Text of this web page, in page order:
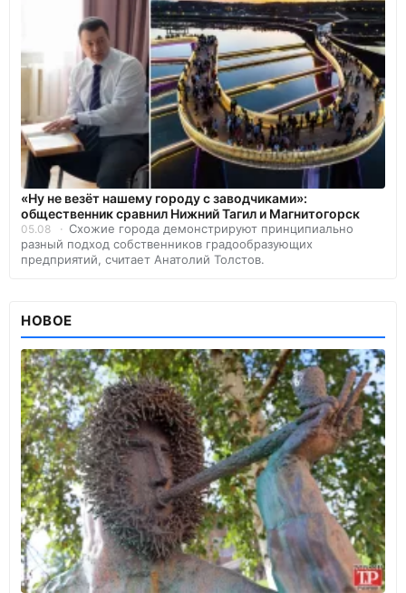
«Ну не везёт нашему городу с заводчиками»:
общественник сравнил Нижний Тагил и Магнитогорск
05.08
Схожие города демонстрируют принципиально
разный подход собственников градообразующих
предприятий, считает Анатолий Толстов.
НОВОЕ